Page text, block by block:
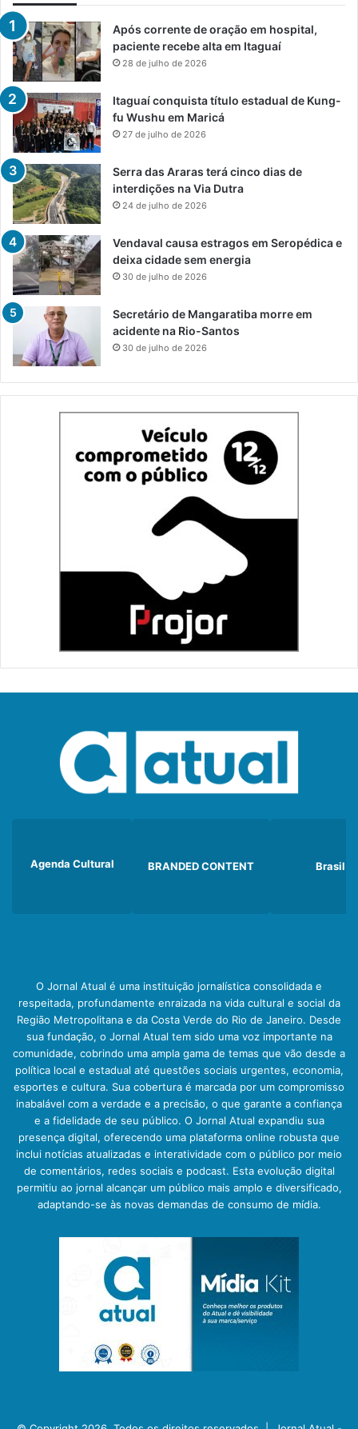
Após corrente de oração em hospital,
paciente recebe alta em Itaguaí
28 de julho de 2026
Itaguaí conquista título estadual de Kung-
fu Wushu em Maricá
27 de julho de 2026
Serra das Araras terá cinco dias de
interdições na Via Dutra
24 de julho de 2026
Vendaval causa estragos em Seropédica e
deixa cidade sem energia
30 de julho de 2026
Secretário de Mangaratiba morre em
acidente na Rio-Santos
30 de julho de 2026
Agenda Cultural BRANDED CONTENT Brasil
O Jornal Atual é uma instituição jornalística consolidada e
respeitada, profundamente enraizada na vida cultural e social da
Região Metropolitana e da Costa Verde do Rio de Janeiro. Desde
sua fundação, o Jornal Atual tem sido uma voz importante na
comunidade, cobrindo uma ampla gama de temas que vão desde a
política local e estadual até questões sociais urgentes, economia,
esportes e cultura. Sua cobertura é marcada por um compromisso
inabalável com a verdade e a precisão, o que garante a confiança
e a fidelidade de seu público. O Jornal Atual expandiu sua
presença digital, oferecendo uma plataforma online robusta que
inclui notícias atualizadas e interatividade com o público por meio
de comentários, redes sociais e podcast. Esta evolução digital
permitiu ao jornal alcançar um público mais amplo e diversificado,
adaptando-se às novas demandas de consumo de mídia.